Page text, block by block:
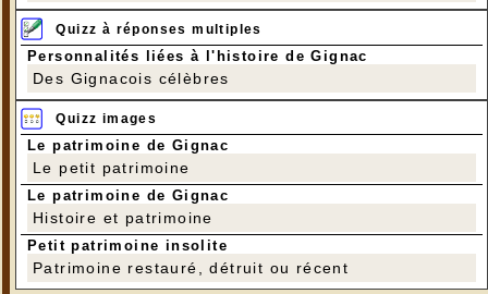
Quizz à réponses multiples
Personnalités liées à l'histoire de Gignac
Des Gignacois célèbres
Quizz images
Le patrimoine de Gignac
Le petit patrimoine
Le patrimoine de Gignac
Histoire et patrimoine
Petit patrimoine insolite
Patrimoine restauré, détruit ou récent